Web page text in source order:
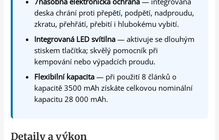
deska chrání proti přepětí, podpětí, nadproudu,
zkratu, přehřátí, přebití i hlubokému vybití.
Integrovaná LED svítilna — aktivuje se dlouhým
stiskem tlačítka; skvělý pomocník při
kempování nebo výpadcích proudu.
Flexibilní kapacita — při použití 8 článků o
kapacitě 3500 mAh získáte celkovou nominální
kapacitu 28 000 mAh.
Detaily a výkon